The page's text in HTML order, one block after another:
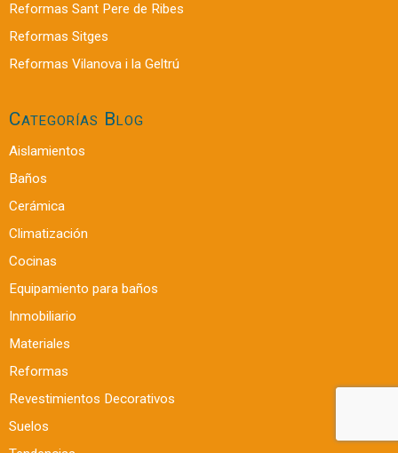
Reformas Sant Pere de Ribes
Reformas Sitges
Reformas Vilanova i la Geltrú
Categorías Blog
Aislamientos
Baños
Cerámica
Climatización
Cocinas
Equipamiento para baños
Inmobiliario
Materiales
Reformas
Revestimientos Decorativos
Suelos